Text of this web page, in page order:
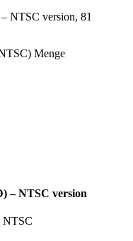
NTSC version, 81
Menge
– NTSC version
NTSC